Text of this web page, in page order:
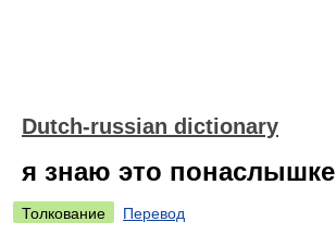
Dutch-russian dictionary
я знаю это понаслышке
Толкование
Перевод